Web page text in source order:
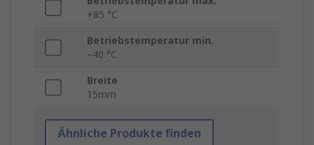
+85 °C
Betriebstemperatur min.
–40 °C
Breite
15mm
Ähnliche Produkte finden